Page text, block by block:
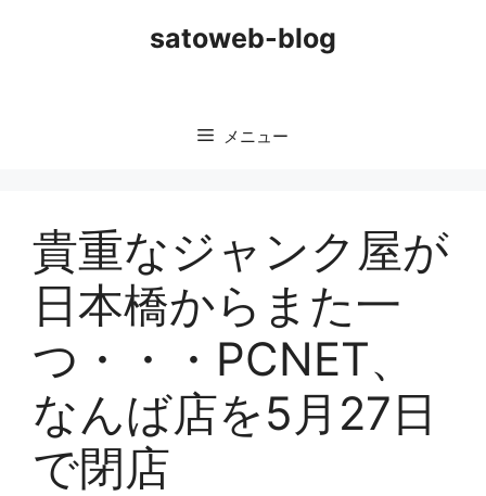
satoweb-blog
メニュー
貴重なジャンク屋が
日本橋からまた一
つ・・・PCNET、
なんば店を5月27日
で閉店